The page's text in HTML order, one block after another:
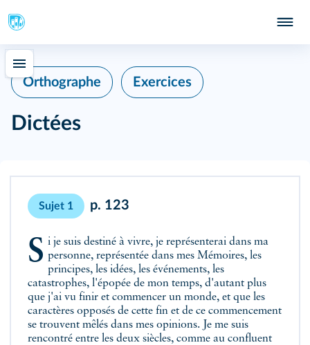
Orthographe Exercices
Dictées
Sujet 1 p. 123
Si je suis destiné à vivre, je représenterai dans ma personne, représentée dans mes Mémoires, les
principes, les idées, les événements, les
catastrophes, l'épopée de mon temps, d'autant plus
que j'ai vu finir et commencer un monde, et que les
caractères opposés de cette fin et de ce commencement
se trouvent mêlés dans mes opinions. Je me suis
rencontré entre les deux siècles, comme au confluent